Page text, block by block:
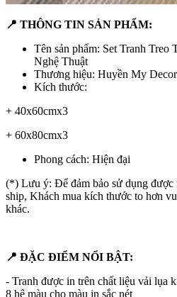
📍 THÔNG TIN SẢN PHẨM:
Tên sản phẩm: Set Tranh
Nghệ Thuật
Thương hiệu: Huyền My Decor
Kích thước:
+ 40x60cmx3
+ 60x80cmx3
Phong cách: Hiện đại
(*) Lưu ý: Để đảm bảo sử dụng
ship, Khách mua kích thước to hơn
khác.
📍 ĐẶC ĐIỂM NỔI BẬT:
- Tranh được in trên chất liệu vải lụa
8 hệ màu cho màu in sắc nét